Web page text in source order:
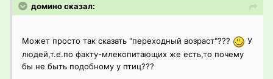
домино сказал:
Может просто так сказать "переходный возраст"???
У
людей,т.е.по факту-млекопитающих же есть,то почему
бы не быть подобному у птиц???